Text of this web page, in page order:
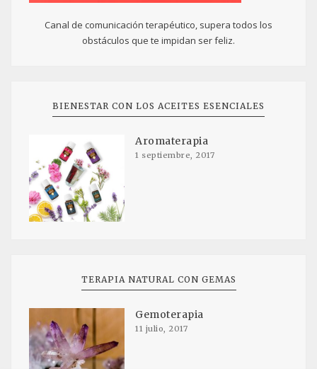
Canal de comunicación terapéutico, supera todos los
obstáculos que te impidan ser feliz.
BIENESTAR CON LOS ACEITES ESENCIALES
Aromaterapia
1 septiembre, 2017
TERAPIA NATURAL CON GEMAS
Gemoterapia
11 julio, 2017